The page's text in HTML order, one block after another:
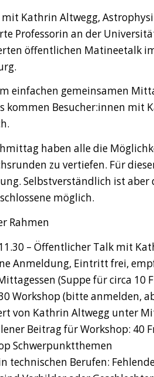
mit Kathrin Altwegg,
Professorin an der
öffentlichen Matineetalk
einfachen gemeinsamen
kommen Besucher:innen mit
haben alle die
zu vertiefen. Für
Selbstverständlich ist
möglich.
Rahmen
– Öffentlicher Talk mit
Anmeldung, Eintritt frei,
(Suppe für circa 10
Workshop (bitte anmelden,
von Kathrin Altwegg unter
Beitrag für Workshop: 40
Schwerpunktthemen
technischen Berufen: